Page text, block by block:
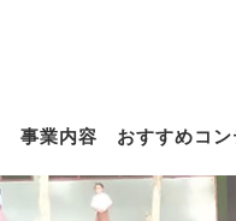
事業内容 おすすめコン